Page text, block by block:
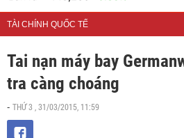
TÀI CHÍNH QUỐC TẾ
Tai nạn máy bay
tra càng choáng
- THỨ 3 , 31/03/2015, 11:59